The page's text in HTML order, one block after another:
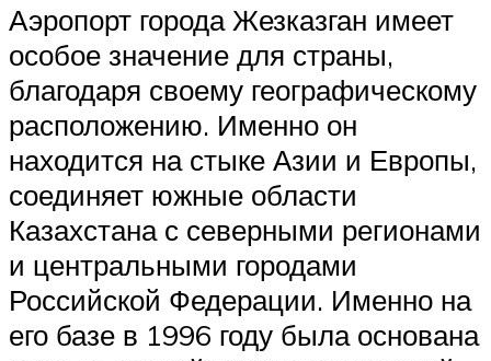
Аэропорт города Жезказган имеет
особое значение для страны,
благодаря своему географическому
расположению. Именно он
находится на стыке Азии и Европы,
соединяет южные области
Казахстана с северными регионами
и центральными городами
Российской Федерации. Именно на
его базе в 1996 году была основана